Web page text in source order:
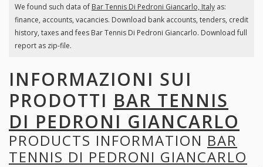
We found such data of Bar Tennis Di Pedroni Giancarlo, Italyas:
finance, accounts, vacancies. Download bank accounts, tenders, credit
history, taxes and fees Bar Tennis Di Pedroni Giancarlo. Download full
report as zip-file.
INFORMAZIONI SUI
PRODOTTI BAR TENNIS
DI PEDRONI GIANCARLO
PRODUCTS INFORMATION BAR
TENNIS DI PEDRONI GIANCARLO